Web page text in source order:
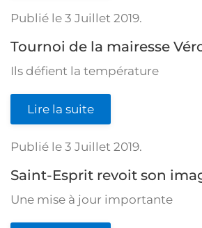
Publié le 3 Juillet 2019.
Tournoi de la mairesse
Ils défient la température
Lire la suite
Publié le 3 Juillet 2019.
Saint-Esprit revoit son
Une mise à jour importante